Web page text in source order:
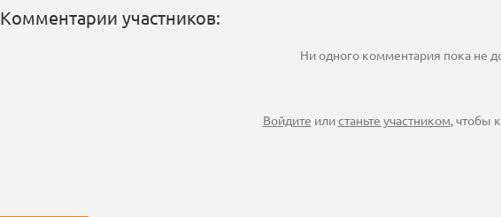
Комментарии участников:
Ни одного комментария пока не
Войдите илистаньте участником, чтобы